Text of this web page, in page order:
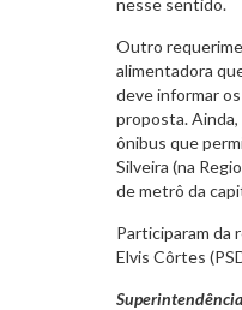
Outro
alimentadora
deve informar
proposta.
ônibus que
Silveira (na
de metrô da
Participaram da
Elvis Côrtes